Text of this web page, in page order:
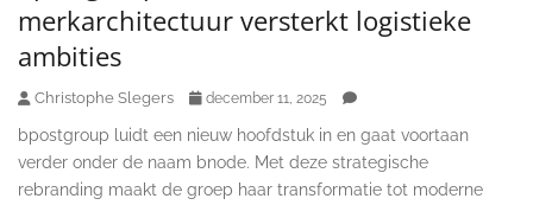
merkarchitectuur versterkt logistieke
ambities
Christophe Slegers december 11, 2025
bpostgroup luidt een nieuw hoofdstuk in en gaat voortaan
verder onder de naam bnode. Met deze strategische
rebranding maakt de groep haar transformatie tot moderne